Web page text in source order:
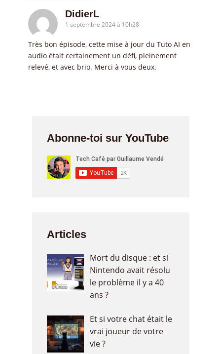
DidierL
1 septembre 2024 à 10h28
Très bon épisode, cette mise à jour du Tuto AI en
audio était certainement un défi, pleinement
relevé, et avec brio. Merci à vous deux.
Abonne-toi sur YouTube
Articles
Mort du disque : et si
Nintendo avait résolu
le problème il y a 40
ans ?
Et si votre chat était le
vrai joueur de votre
vie ?